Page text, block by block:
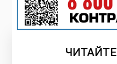
ЧИТАЙТЕ